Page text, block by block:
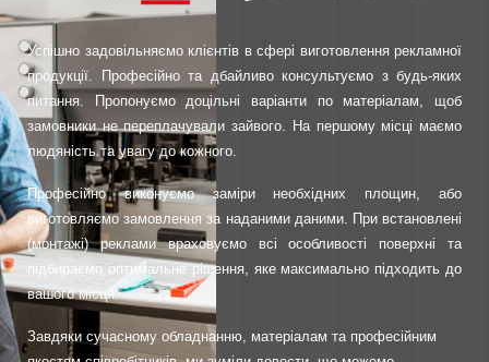
Успішно задовільняємо клієнтів в сфері виготовлення рекламної
продукції.
Професійно та дбайливо консультуємо з будь-яких
питання. Пропонуємо доцільні варіанти по матеріалам, щоб
замовники не переплачували зайвого. На першому місці маємо
людяність та увагу до кожного.
Професійно виконуємо заміри необхідних площин, або
виготовляємо замовлення за наданими даними. При встановлені
(монтажі) реклами враховуємо всі особливості поверхні та
підбираємо оптимальне рішення, яке максимально підходить до
вашого місця.
Завдяки сучасному обладнанню, матеріалам та професійним